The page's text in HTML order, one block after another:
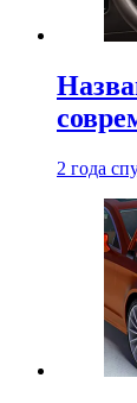
2 года